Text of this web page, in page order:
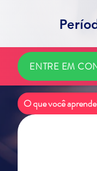
ENTRE EM
O que você